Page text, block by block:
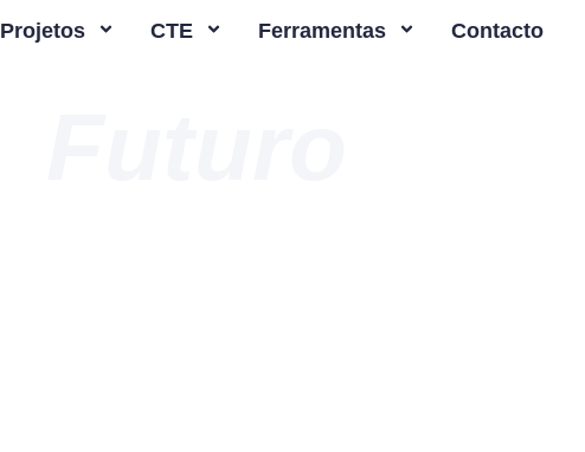
Projetos CTE Ferramentas Contacto